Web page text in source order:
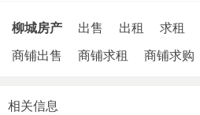
柳城房产 出售 出租 求租
商铺出售
商铺求租 商铺求购
相关信息